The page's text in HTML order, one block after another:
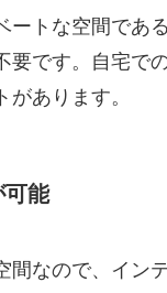
ートな空間であ
要です。自宅で
があります。
可能
間なので、イン